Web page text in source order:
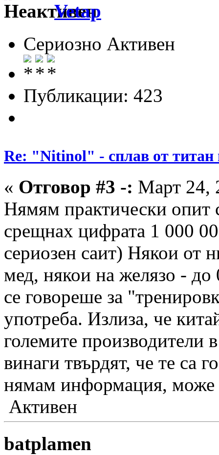
Vetap
Сериозно Активен
Публикации: 423
Re: "Nitinol" - сплав от титан
« Отговор #3 -: Март 24,
Нямям практически опит
срещнах цифрата 1 000
сериозен саит) Някои от
мед, някои на желязо - до
се говореше за
употреба. Излиза, че
големите производители
винаги твърдят, че те са
нямам информация, може
Активен
batplamen